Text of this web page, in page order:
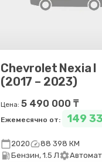
Chevrolet Nexia I
(2017 – 2023)
Цена: 5 490 000 ₸
Ежемесячно от: 149
calendar_today2020speed88 398 КМ
local_gas_stationБензин, 1.5 Л settingsАвтомат